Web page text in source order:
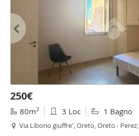
250€
80m2 3 Loc 1 Bagno
Via Liborio giuffre', Oreto, Oreto - Perez,